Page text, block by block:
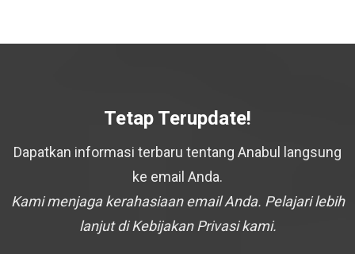
Tetap Terupdate!
Dapatkan informasi terbaru tentang Anabul langsung
ke email Anda.
Kami menjaga kerahasiaan email Anda. Pelajari lebih
lanjut di Kebijakan Privasi kami.